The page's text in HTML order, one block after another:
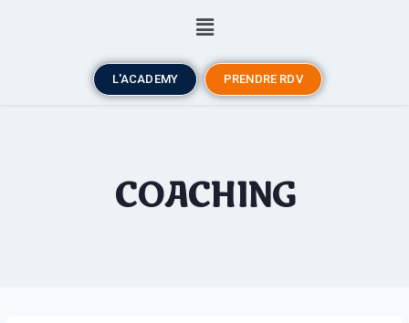
L'ACADEMY PRENDRE RDV
COACHING